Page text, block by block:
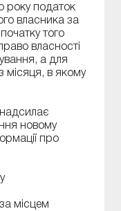
року податок
власника за
того
власності
а для
місяця, в якому
новому
про
місцем